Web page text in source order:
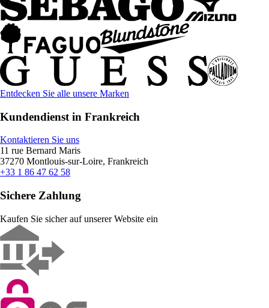
Entdecken Sie alle unsere Marken
Kundendienst in Frankreich
Kontaktieren Sie uns
11 rue Bernard Maris
37270 Montlouis-sur-Loire, Frankreich
+33 1 86 47 62 58
Sichere Zahlung
Kaufen Sie sicher auf unserer Website ein